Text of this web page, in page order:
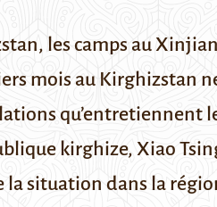
les camps au
mois au Kirghizstan
qu’entretiennent
kirghize, Xiao
la situation dans la